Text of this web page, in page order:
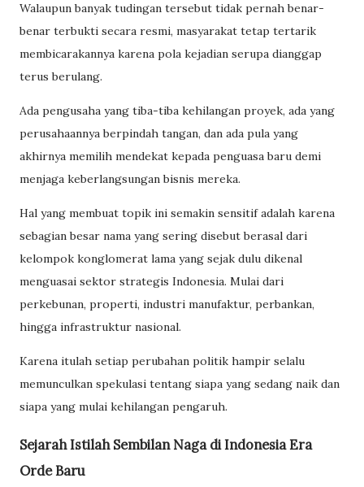
Walaupun banyak tudingan tersebut tidak pernah benar-
benar terbukti secara resmi, masyarakat tetap tertarik
membicarakannya karena pola kejadian serupa dianggap
terus berulang.
Ada pengusaha yang tiba-tiba kehilangan proyek, ada yang
perusahaannya berpindah tangan, dan ada pula yang
akhirnya memilih mendekat kepada penguasa baru demi
menjaga keberlangsungan bisnis mereka.
Hal yang membuat topik ini semakin sensitif adalah karena
sebagian besar nama yang sering disebut berasal dari
kelompok konglomerat lama yang sejak dulu dikenal
menguasai sektor strategis Indonesia. Mulai dari
perkebunan, properti, industri manufaktur, perbankan,
hingga infrastruktur nasional.
Karena itulah setiap perubahan politik hampir selalu
memunculkan spekulasi tentang siapa yang sedang naik dan
siapa yang mulai kehilangan pengaruh.
Sejarah Istilah Sembilan Naga di Indonesia Era
Orde Baru